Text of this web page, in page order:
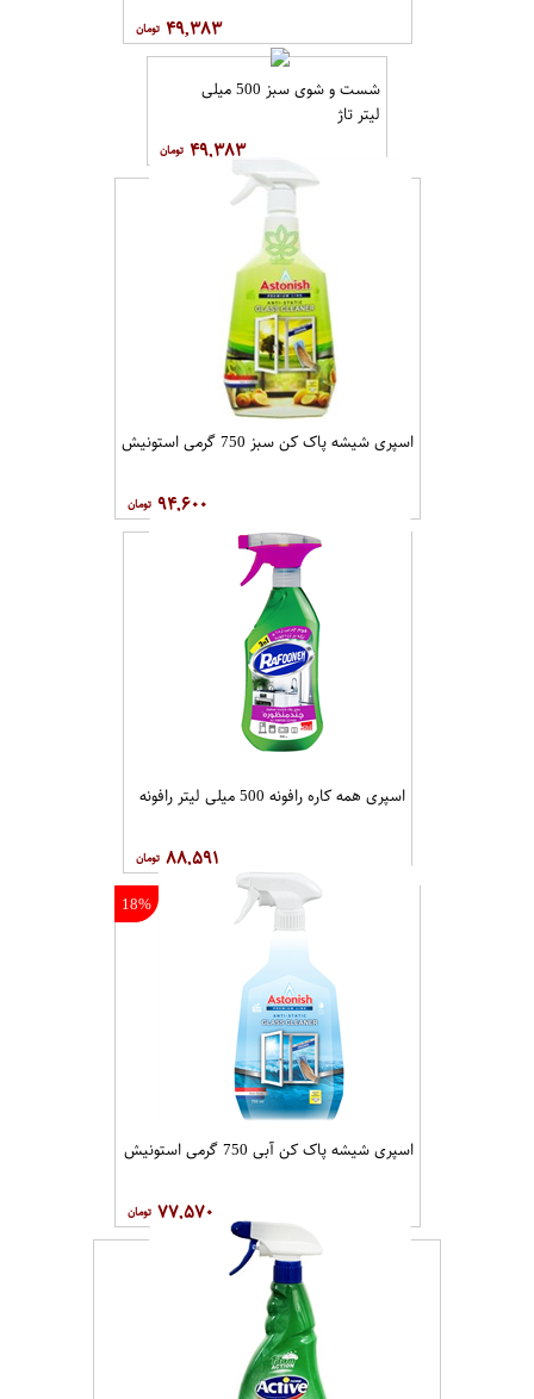
۴۹,۳۸۳
شست و شوی سبز 500 میلی
لیتر تاژ
۴۹,۳۸۳
اسپری شیشه پاک کن سبز 750 گرمی استونیش
۹۴,۶۰۰
اسپری همه کاره رافونه 500 میلی لیتر رافونه
۸۸,۵۹۱
18%
اسپری شیشه پاک کن آبی 750 گرمی استونیش
۷۷,۵۷۰